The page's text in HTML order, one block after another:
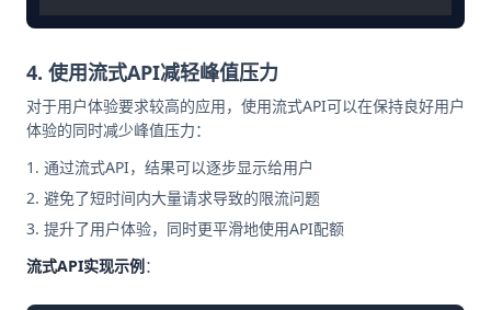
4. 使用流式API减轻峰值压力
对于用户体验要求较高的应用，使用流式API可以在保持良好用户
体验的同时减少峰值压力：
通过流式API，结果可以逐步显示给用户
避免了短时间内大量请求导致的限流问题
提升了用户体验，同时更平滑地使用API配额
流式API实现示例：